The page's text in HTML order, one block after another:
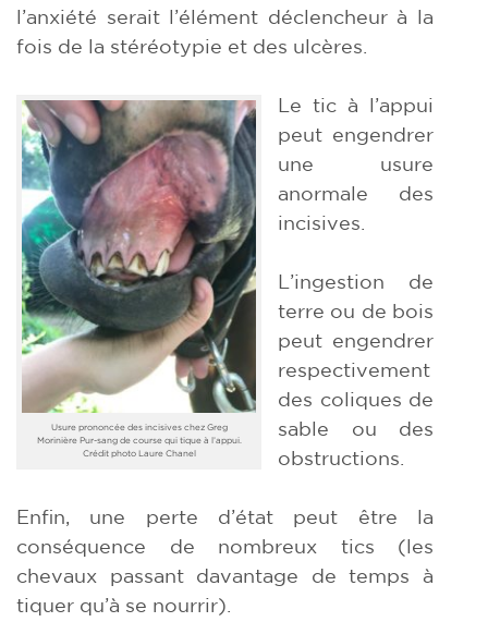
l’anxiété serait l’élément déclencheur à la
fois de la stéréotypie et des ulcères.
Usure prononcée des incisives chez Greg
Morinière Pur-sang de course qui tique à l’appui.
Crédit photo Laure Chanel
Le tic à l’appui
peut engendrer
une usure
anormale des
incisives.
L’ingestion de
terre ou de bois
peut engendrer
respectivement
des coliques de
sable ou des
obstructions.
Enfin, une perte d’état peut être la
conséquence de nombreux tics (les
chevaux passant davantage de temps à
tiquer qu’à se nourrir).